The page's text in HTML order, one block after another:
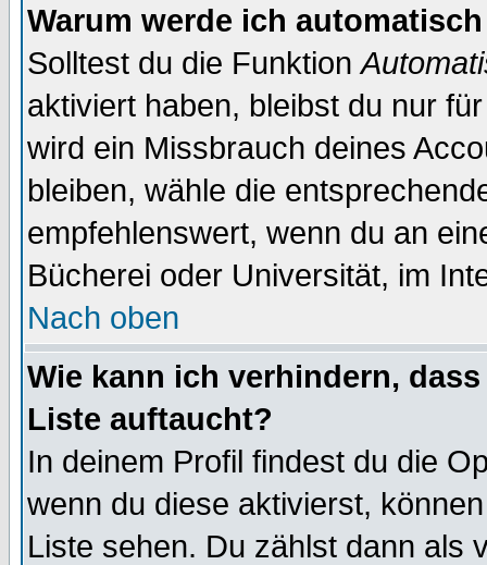
Warum werde ich
Solltest du die Funktion
aktiviert haben, bleibst du nur
wird ein Missbrauch deines
bleiben, wähle die
empfehlenswert, wenn du an
Bücherei oder Universität, im
Nach oben
Wie kann ich verhindern,
Liste auftaucht?
In deinem Profil findest du die
wenn du diese aktivierst,
Liste sehen. Du zählst dann als